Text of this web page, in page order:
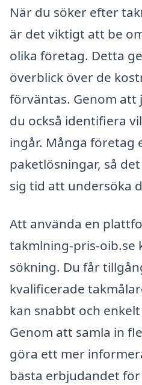
När du söker efter
är det viktigt att be
olika företag. Detta
överblick över de
förväntas. Genom att
du också identifiera
ingår. Många företag
paketlösningar, så
sig tid att undersöka
Att använda en
takmlning-pris-oib.se
sökning. Du får
kvalificerade
kan snabbt och
Genom att samla in
göra ett mer
bästa erbjudandet